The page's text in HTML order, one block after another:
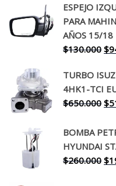
ESPEJO
PARA
AÑOS 15/18
$130.000 El
$
TURBO
4HK1-TCI
$650.000 El
$
BOMBA
HYUNDAI
$260.000 El
$